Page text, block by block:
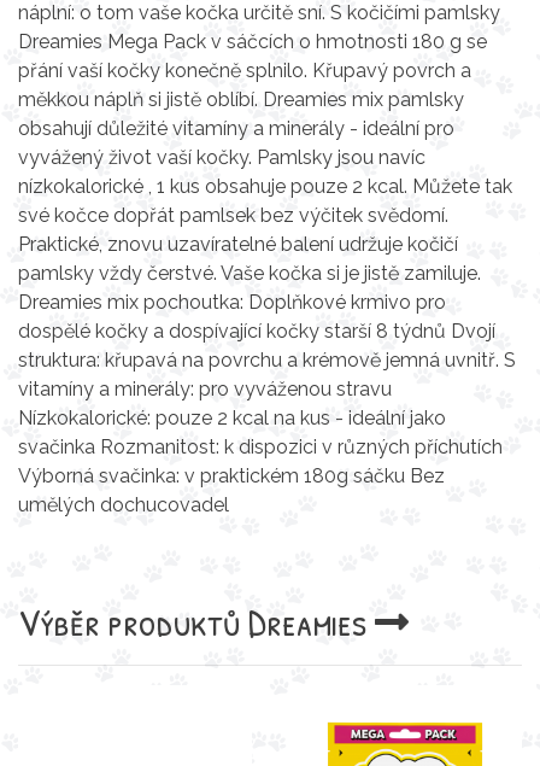
náplní: o tom vaše kočka určitě sní. S kočičími pamlsky
Dreamies Mega Pack v sáčcích o hmotnosti 180 g se
přání vaší kočky konečně splnilo. Křupavý povrch a
měkkou náplň si jistě oblíbí. Dreamies mix pamlsky
obsahují důležité vitamíny a minerály - ideální pro
vyvážený život vaší kočky. Pamlsky jsou navíc
nízkokalorické , 1 kus obsahuje pouze 2 kcal. Můžete tak
své kočce dopřát pamlsek bez výčitek svědomí.
Praktické, znovu uzavíratelné balení udržuje kočičí
pamlsky vždy čerstvé. Vaše kočka si je jistě zamiluje.
Dreamies mix pochoutka: Doplňkové krmivo pro
dospělé kočky a dospívající kočky starší 8 týdnů Dvojí
struktura: křupavá na povrchu a krémově jemná uvnitř. S
vitamíny a minerály: pro vyváženou stravu
Nízkokalorické: pouze 2 kcal na kus - ideální jako
svačinka Rozmanitost: k dispozici v různých příchutích
Výborná svačinka: v praktickém 180g sáčku Bez
umělých dochucovadel
Výběr produktů Dreamies